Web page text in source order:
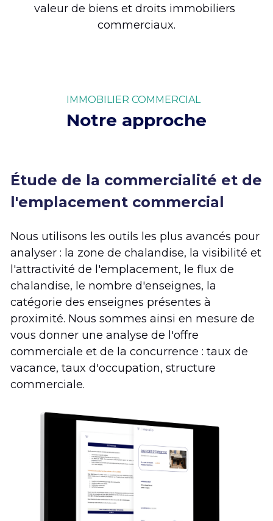
valeur de biens et droits immobiliers
commerciaux.
IMMOBILIER COMMERCIAL
Notre approche
Étude de la commercialité et de
l'emplacement commercial
Nous utilisons les outils les plus avancés pour
analyser : la zone de chalandise, la visibilité et
l'attractivité de l'emplacement, le flux de
chalandise, le nombre d'enseignes, la
catégorie des enseignes présentes à
proximité. Nous sommes ainsi en mesure de
vous donner une analyse de l'offre
commerciale et de la concurrence : taux de
vacance, taux d'occupation, structure
commerciale.